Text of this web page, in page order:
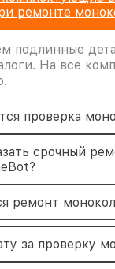
ремонте
подлинные
На все
проверка
срочный
ремонт
за проверку